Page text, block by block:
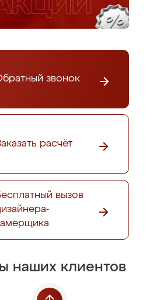
звонок
расчёт
вызов
наших клиентов